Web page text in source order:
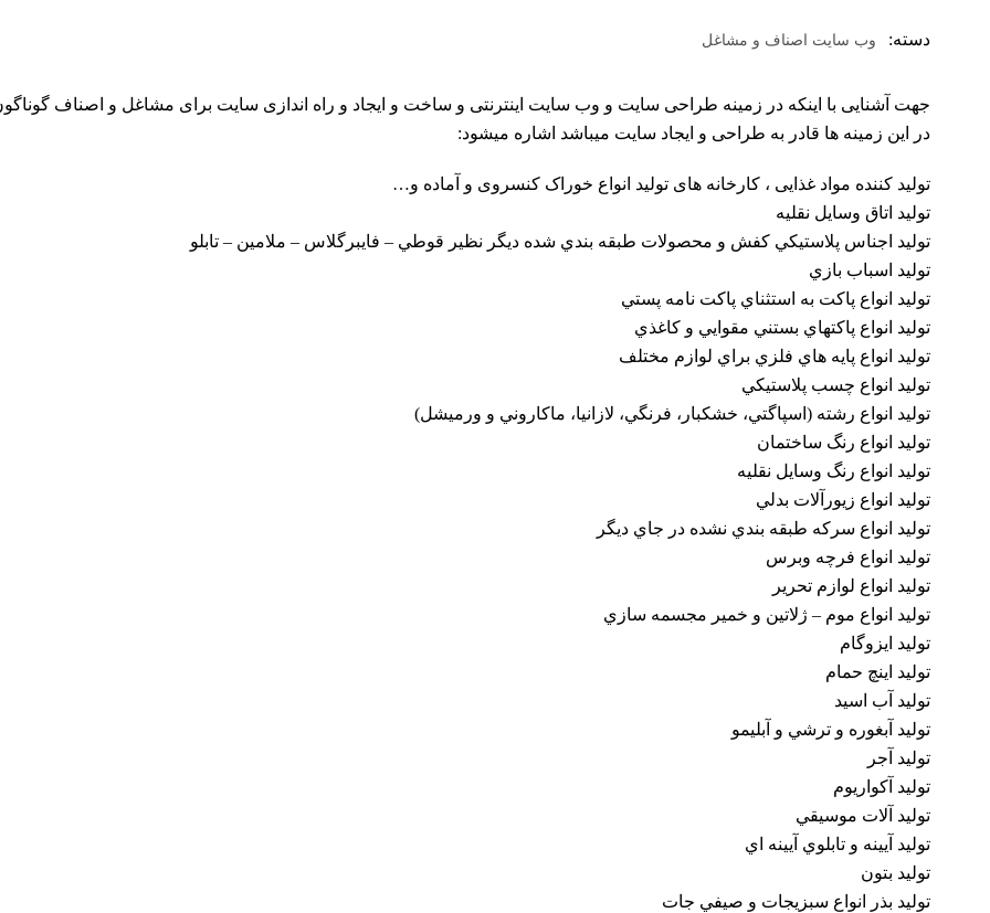
دسته: وب سایت اصناف و مشاغل
جهت آشنایی با اینکه در زمینه طراحی سایت و وب سایت اینترنتی و ساخت و ایجاد و راه اندازی سایت برای مشاغل و اصناف گوناگون
در این زمینه ها قادر به طراحی و ایجاد سایت میباشد اشاره میشود:
توليد کننده مواد غذایی ، کارخانه های تولید انواع خوراک کنسروی و آماده و…
توليد اتاق وسايل نقليه
توليد اجناس پلاستيكي كفش و محصولات طبقه بندي شده ديگر نظير قوطي – فايبرگلاس – ملامين – تابلو
توليد اسباب بازي
توليد انواع پاکت به استثناي پاکت نامه پستي
توليد انواع پاکتهاي بستني مقوايي و کاغذي
توليد انواع پايه هاي فلزي براي لوازم مختلف
توليد انواع چسب پلاستيکي
توليد انواع رشته (اسپاگتي، خشكبار، فرنگي، لازانيا، ماكاروني و ورميشل)
توليد انواع رنگ ساختمان
توليد انواع رنگ وسايل نقليه
توليد انواع زيورآلات بدلي
توليد انواع سركه طبقه بندي نشده در جاي ديگر
توليد انواع فرچه وبرس
توليد انواع لوازم تحرير
توليد انواع موم – ژلاتين و خمير مجسمه سازي
توليد ايزوگام
توليد اينچ حمام
توليد آب اسيد
توليد آبغوره و ترشي و آبليمو
توليد آجر
توليد آكواريوم
توليد آلات موسيقي
توليد آيينه و تابلوي آيينه اي
توليد بتون
توليد بذر انواع سبزيجات و صيفي جات